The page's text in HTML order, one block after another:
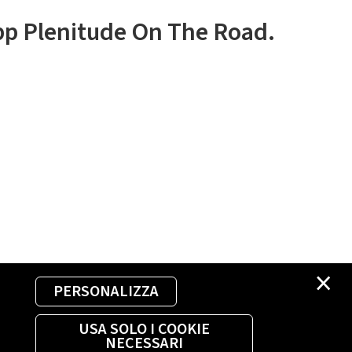
×
PERSONALIZZA
USA SOLO I COOKIE
NECESSARI
Plenitude On The Road.